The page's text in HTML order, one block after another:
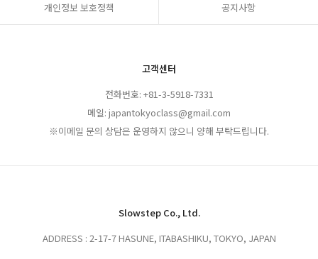
개인정보 보호정책 공지사항
고객센터
전화번호: +81-3-5918-7331
메일: japantokyoclass@gmail.com
※이메일 문의 상담은 운영하지 않으니 양해 부탁드립니다.
Slowstep Co., Ltd.
ADDRESS : 2-17-7 HASUNE, ITABASHIKU, TOKYO, JAPAN